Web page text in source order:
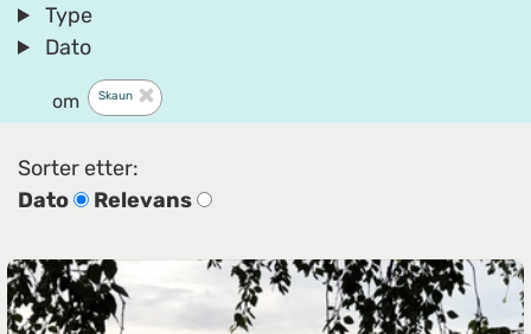
Type
Dato
om Skaun
Sorter etter:
Dato
Relevans